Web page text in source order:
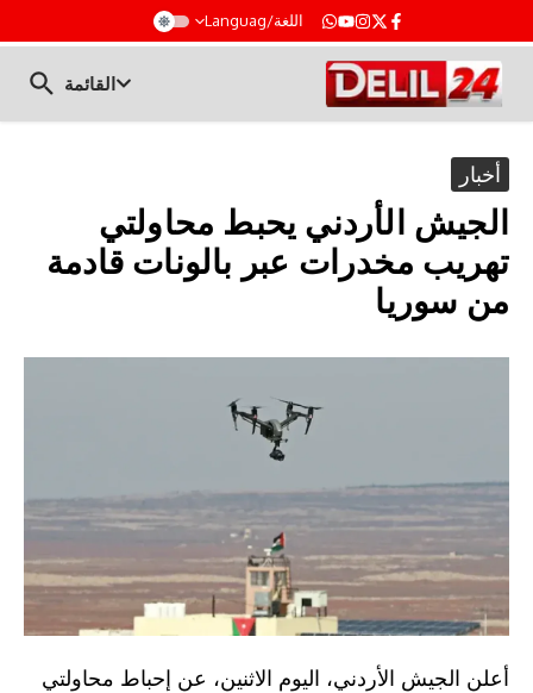
اللغة/Languag
القائمة
أخبار
الجيش الأردني يحبط محاولتي
تهريب مخدرات عبر بالونات قادمة
من سوريا
أعلن الجيش الأردني، اليوم الاثنين، عن إحباط محاولتي